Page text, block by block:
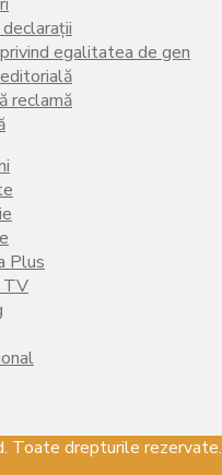
egalitatea de gen
reclamă
Plus
TV
Toate drepturile rezervate.